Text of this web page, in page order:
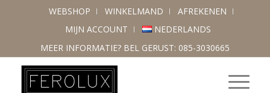
WEBSHOP WINKELMAND
AFREKENEN
MIJN ACCOUNT
NEDERLANDS
MEER INFORMATIE? BEL GERUST: 085-3030665